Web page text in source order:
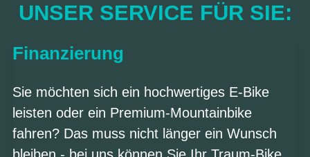
UNSER SERVICE FÜR SIE:
Finanzierung
Sie möchten sich ein hochwertiges E-Bike
leisten oder ein Premium-Mountainbike
fahren? Das muss nicht länger ein Wunsch